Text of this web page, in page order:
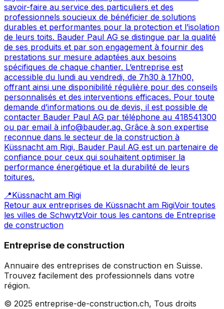
savoir-faire au service des particuliers et des
professionnels soucieux de bénéficier de solutions
durables et performantes pour la protection et l’isolation
de leurs toits. Bauder Paul AG se distingue par la qualité
de ses produits et par son engagement à fournir des
prestations sur mesure adaptées aux besoins
spécifiques de chaque chantier. L’entreprise est
accessible du lundi au vendredi, de 7h30 à 17h00,
offrant ainsi une disponibilité régulière pour des conseils
personnalisés et des interventions efficaces. Pour toute
demande d’informations ou de devis, il est possible de
contacter Bauder Paul AG par téléphone au 418541300
ou par email à info@bauder.ag. Grâce à son expertise
reconnue dans le secteur de la construction à
Küssnacht am Rigi, Bauder Paul AG est un partenaire de
confiance pour ceux qui souhaitent optimiser la
performance énergétique et la durabilité de leurs
toitures.
📍Küssnacht am Rigi
Retour aux entreprises de Küssnacht am RigiVoir toutes
les villes de SchwytzVoir tous les cantons de Entreprise
de construction
Entreprise de construction
Annuaire des entreprises de construction en Suisse.
Trouvez facilement des professionnels dans votre
région.
© 2025 entreprise-de-construction.ch, Tous droits